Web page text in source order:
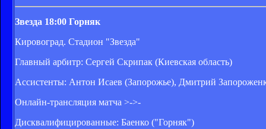
Звезда 18:00 Горняк
Кировоград. Стадион "Звезда"
Главный арбитр: Сергей Скрипак (Киевская область)
Ассистенты: Антон Исаев (Запорожье), Дмитрий
Онлайн-трансляция матча >->-
Дисквалифицированные: Баенко ("Горняк")